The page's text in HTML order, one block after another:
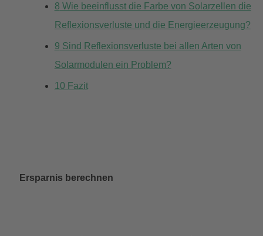
8 Wie beeinflusst die Farbe von Solarzellen die
Reflexionsverluste und die Energieerzeugung?
9 Sind Reflexionsverluste bei allen Arten von
Solarmodulen ein Problem?
10 Fazit
Ersparnis berechnen